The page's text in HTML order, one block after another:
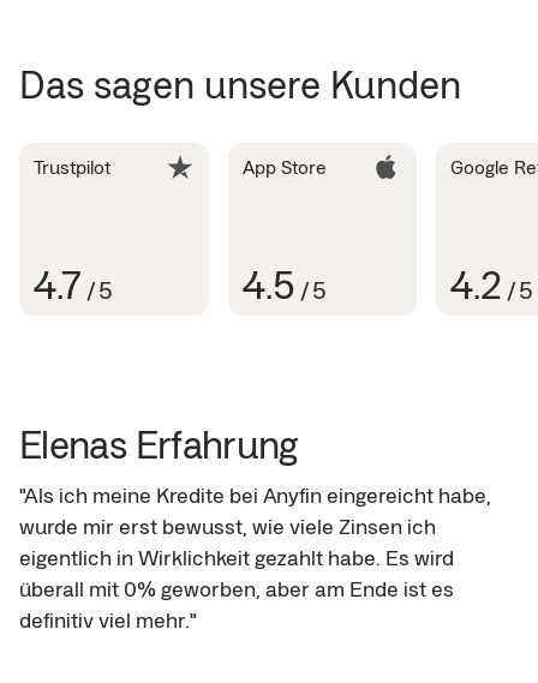
Das sagen unsere Kunden
Trustpilot
4.7 /5
App Store
4.5 /5
Google
4.2 /5
Elenas Erfahrung
"Als ich meine Kredite bei Anyfin eingereicht habe,
wurde mir erst bewusst, wie viele Zinsen ich
eigentlich in Wirklichkeit gezahlt habe. Es wird
überall mit 0% geworben, aber am Ende ist es
definitiv viel mehr."